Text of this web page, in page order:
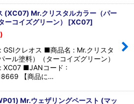
(XC07) Mr.クリスタルカラー（パー
ーコイズグリーン） [XC07]
クレオス ■商品名 : Mr.クリスタ
ール塗料）（ターコイズグリーン）
XC07 ■JANコード :
【商品に…
Mr.ウェザリングペースト (マッ